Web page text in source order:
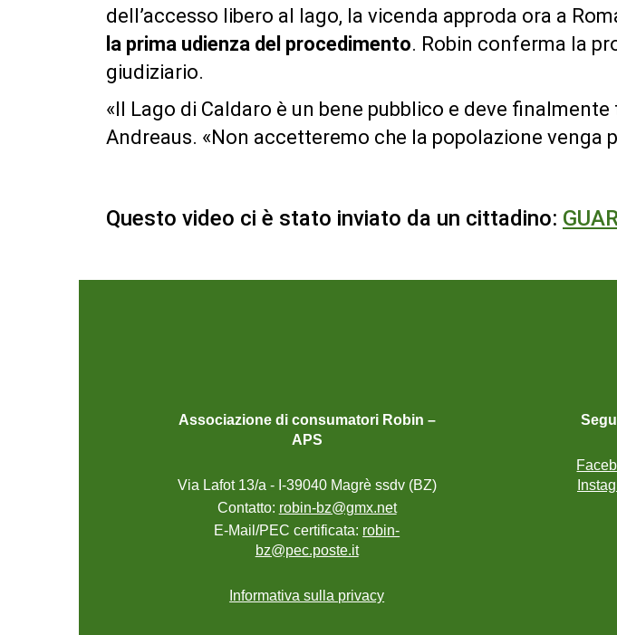
dell’accesso libero al lago, la vicenda approda ora a
la prima udienza del procedimento. Robin conferma la
giudiziario.
«Il Lago di Caldaro è un bene pubblico e deve
Andreaus. «Non accetteremo che la popolazione
Questo video ci è stato inviato da un cittadino:
Associazione di consumatori Robin –
APS
Via Lafot 13/a - I-39040 Magrè ssdv (BZ)
Contatto: robin-bz@gmx.net
E-Mail/PEC certificata: robin-
bz@pec.poste.it
Informativa sulla privacy